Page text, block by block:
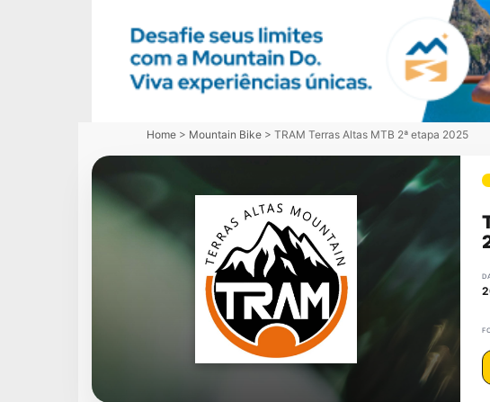
Home > Mountain Bike > TRAM Terras Altas MTB 2ª etapa 2025